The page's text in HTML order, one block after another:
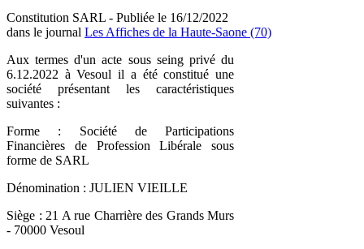
Constitution SARL - Publiée le 16/12/2022
dans le journal Les Affiches de la Haute-Saone (70)
Aux termes d'un acte sous seing privé du
6.12.2022 à Vesoul il a été constitué une
société présentant les caractéristiques
suivantes :
Forme : Société de Participations
Financières de Profession Libérale sous
forme de SARL
Dénomination : JULIEN VIEILLE
Siège : 21 A rue Charrière des Grands Murs
- 70000 Vesoul